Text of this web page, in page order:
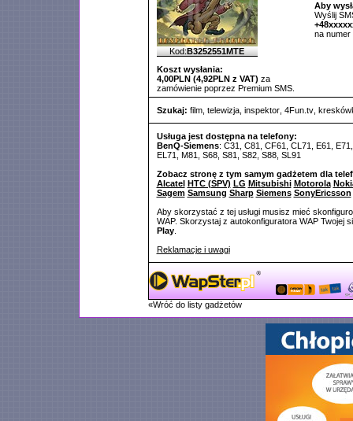
Kod:B3252551MTE
Koszt wysłania:
4,00PLN (4,92PLN z VAT) za
zamówienie poprzez Premium SMS.
Aby
Wyślij
na numer
Szukaj: film, telewizja, inspektor, 4Fun.tv,
Usługa jest dostępna na telefony:
BenQ-Siemens: C31, C81, CF61, CL71, E61,
EL71, M81, S68, S81, S82, S88, SL91
Zobacz stronę z tym samym gadżetem dla
Alcatel HTC (SPV) LG Mitsubishi Motorola
Sagem Samsung Sharp Siemens SonyEricsson
Aby skorzystać z tej usługi musisz mieć
WAP. Skorzystaj z autokonfiguratora WAP Twojej
Play.
Reklamacje i uwagi
«Wróć do listy gadżetów